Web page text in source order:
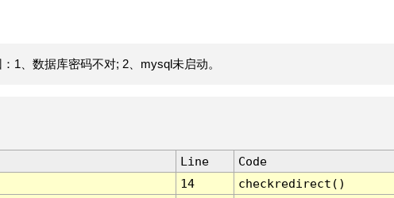
1、数据库密码不对; 2、mysql未启动。
Line
Code
14
checkredirect()